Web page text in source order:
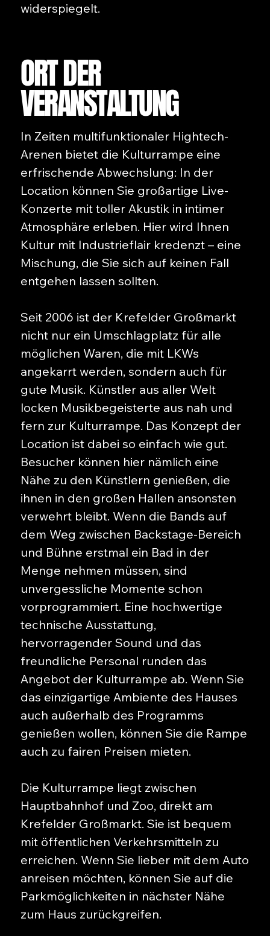
widerspiegelt.
ORT DER
VERANSTALTUNG
In Zeiten multifunktionaler Hightech-
Arenen bietet die Kulturrampe eine
erfrischende Abwechslung: In der
Location können Sie großartige Live-
Konzerte mit toller Akustik in intimer
Atmosphäre erleben. Hier wird Ihnen
Kultur mit Industrieflair kredenzt – eine
Mischung, die Sie sich auf keinen Fall
entgehen lassen sollten.
Seit 2006 ist der Krefelder Großmarkt
nicht nur ein Umschlagplatz für alle
möglichen Waren, die mit LKWs
angekarrt werden, sondern auch für
gute Musik. Künstler aus aller Welt
locken Musikbegeisterte aus nah und
fern zur Kulturrampe. Das Konzept der
Location ist dabei so einfach wie gut.
Besucher können hier nämlich eine
Nähe zu den Künstlern genießen, die
ihnen in den großen Hallen ansonsten
verwehrt bleibt. Wenn die Bands auf
dem Weg zwischen Backstage-Bereich
und Bühne erstmal ein Bad in der
Menge nehmen müssen, sind
unvergessliche Momente schon
vorprogrammiert. Eine hochwertige
technische Ausstattung,
hervorragender Sound und das
freundliche Personal runden das
Angebot der Kulturrampe ab. Wenn Sie
das einzigartige Ambiente des Hauses
auch außerhalb des Programms
genießen wollen, können Sie die Rampe
auch zu fairen Preisen mieten.
Die Kulturrampe liegt zwischen
Hauptbahnhof und Zoo, direkt am
Krefelder Großmarkt. Sie ist bequem
mit öffentlichen Verkehrsmitteln zu
erreichen. Wenn Sie lieber mit dem Auto
anreisen möchten, können Sie auf die
Parkmöglichkeiten in nächster Nähe
zum Haus zurückgreifen.